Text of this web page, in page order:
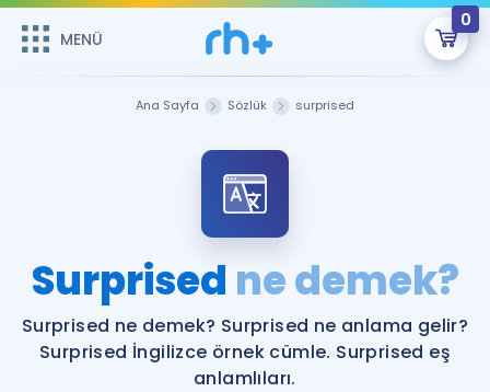
MENÜ
0
ÜYE DEĞİLİM
Sepetin Şu An Boş.
Remzi Hoca ile seni sınava hazırlayacak onlarca eğitim seni
bekliyor!
MENÜ
Katılımcı Görüşleri
Faydalı Araçlar
Ana Sayfa Sözlük surprised
Surprised ne demek?
Surprised ne demek? Surprised ne anlama gelir?
Surprised İngilizce örnek cümle. Surprised eş
anlamlıları.